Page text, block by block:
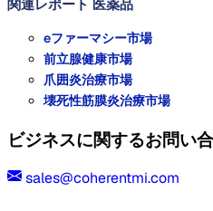
関連レポート 医薬品
eファーマシー市場
前立腺健康市場
爪囲炎治療市場
壊死性筋膜炎治療市場
ビジネスに関するお問い
sales@coherentmi.com